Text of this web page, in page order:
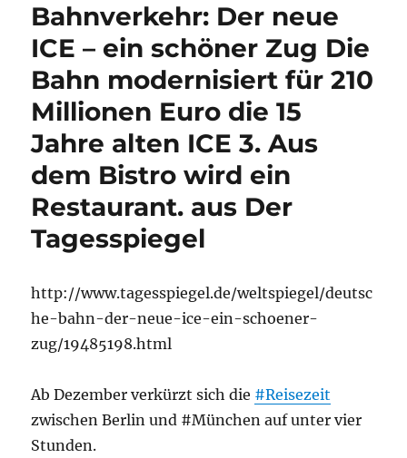
Bahnverkehr: Der neue
ICE – ein schöner Zug Die
Bahn modernisiert für 210
Millionen Euro die 15
Jahre alten ICE 3. Aus
dem Bistro wird ein
Restaurant. aus Der
Tagesspiegel
http://www.tagesspiegel.de/weltspiegel/deutsc
he-bahn-der-neue-ice-ein-schoener-
zug/19485198.html
Ab Dezember verkürzt sich die #Reisezeit
zwischen Berlin und #München auf unter vier
Stunden.